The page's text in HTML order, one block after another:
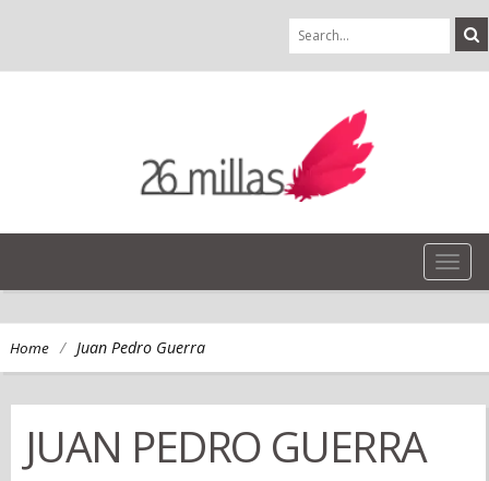
Home / Juan Pedro Guerra
JUAN PEDRO GUERRA